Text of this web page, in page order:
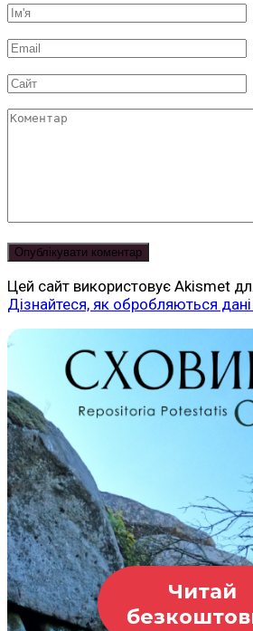
Ім'я
*
Email
*
Сайт
Коментар
Цей сайт використовує Akismet
Дізнайтеся, як обробляються
Читай